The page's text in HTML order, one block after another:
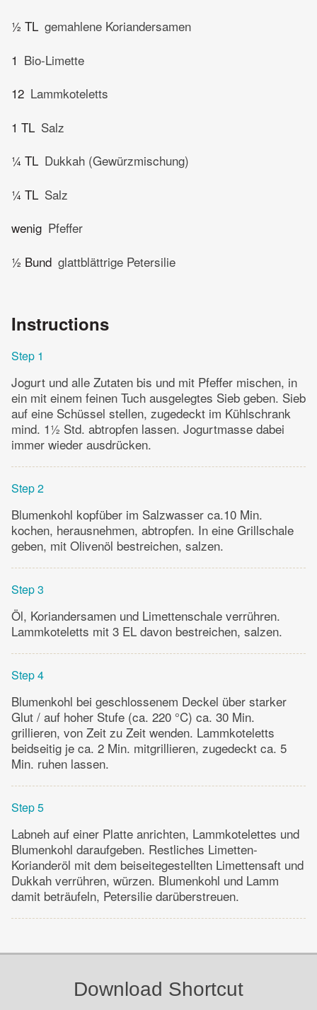
½ TL gemahlene Koriandersamen
1 Bio-Limette
12 Lammkoteletts
1 TL Salz
¼ TL Dukkah (Gewürzmischung)
¼ TL Salz
wenig Pfeffer
½ Bund glattblättrige Petersilie
Instructions
Step 1
Jogurt und alle Zutaten bis und mit Pfeffer mischen, in
ein mit einem feinen Tuch ausgelegtes Sieb geben. Sieb
auf eine Schüssel stellen, zugedeckt im Kühlschrank
mind. 1½ Std. abtropfen lassen. Jogurtmasse dabei
immer wieder ausdrücken.
Step 2
Blumenkohl kopfüber im Salzwasser ca.10 Min.
kochen, herausnehmen, abtropfen. In eine Grillschale
geben, mit Olivenöl bestreichen, salzen.
Step 3
Öl, Koriandersamen und Limettenschale verrühren.
Lammkoteletts mit 3 EL davon bestreichen, salzen.
Step 4
Blumenkohl bei geschlossenem Deckel über starker
Glut / auf hoher Stufe (ca. 220 °C) ca. 30 Min.
grillieren, von Zeit zu Zeit wenden. Lammkoteletts
beidseitig je ca. 2 Min. mitgrillieren, zugedeckt ca. 5
Min. ruhen lassen.
Step 5
Labneh auf einer Platte anrichten, Lammkotelettes und
Blumenkohl daraufgeben. Restliches Limetten-
Korianderöl mit dem beiseitegestellten Limettensaft und
Dukkah verrühren, würzen. Blumenkohl und Lamm
damit beträufeln, Petersilie darüberstreuen.
Download Shortcut